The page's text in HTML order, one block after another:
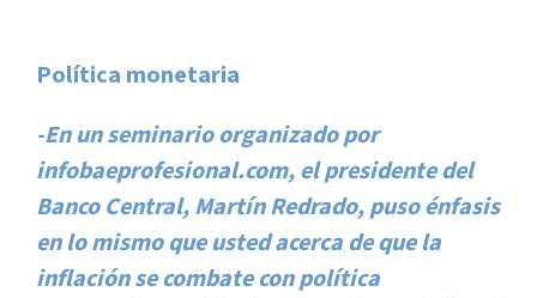
Polí­tica monetaria
-En un seminario organizado por
infobaeprofesional.com, el presidente del
Banco Central, Martí­n Redrado, puso énfasis
en lo mismo que usted acerca de que la
inflación se combate con polí­tica